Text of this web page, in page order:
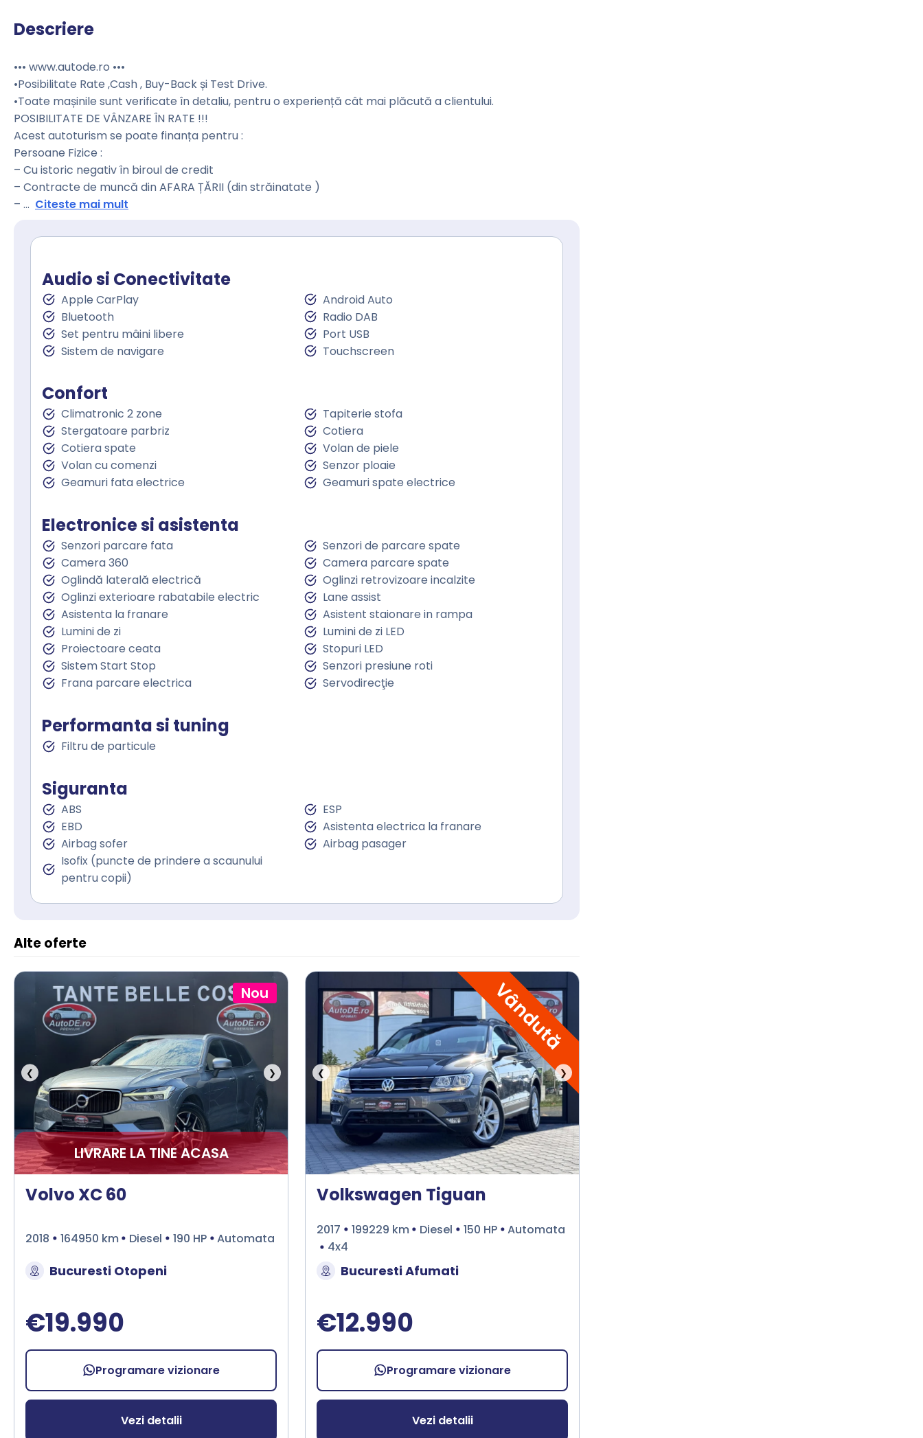
Descriere
••• www.autode.ro •••
•Posibilitate Rate ,Cash , Buy-Back și Test Drive.
•Toate mașinile sunt verificate în detaliu, pentru o experiență cât mai plăcută a clientului.
POSIBILITATE DE VÂNZARE ÎN RATE !!!
Acest autoturism se poate finanța pentru :
Persoane Fizice :
– Cu istoric negativ în biroul de credit
– Contracte de muncă din AFARA ȚĂRII (din străinatate )
– ... Citeste mai mult
Audio si Conectivitate
Apple CarPlay
Android Auto
Bluetooth
Radio DAB
Set pentru mâini libere
Port USB
Sistem de navigare
Touchscreen
Confort
Climatronic 2 zone
Tapiterie stofa
Stergatoare parbriz
Cotiera
Cotiera spate
Volan de piele
Volan cu comenzi
Senzor ploaie
Geamuri fata electrice
Geamuri spate electrice
Electronice si asistenta
Senzori parcare fata
Senzori de parcare spate
Camera 360
Camera parcare spate
Oglindă laterală electrică
Oglinzi retrovizoare incalzite
Oglinzi exterioare rabatabile electric
Lane assist
Asistenta la franare
Asistent staionare in rampa
Lumini de zi
Lumini de zi LED
Proiectoare ceata
Stopuri LED
Sistem Start Stop
Senzori presiune roti
Frana parcare electrica
Servodirecţie
Performanta si tuning
Filtru de particule
Siguranta
ABS
ESP
EBD
Asistenta electrica la franare
Airbag sofer
Airbag pasager
Isofix (puncte de prindere a scaunului
pentru copii)
Alte oferte
Nou
❮ ❯
LIVRARE LA TINE ACASA
Volvo XC 60
2018 164950 km Diesel 190 HP Automata
Bucuresti Otopeni
€19.990
Programare vizionare
Vezi detalii
Vândută
❮ ❯
Volkswagen Tiguan
2017 199229 km Diesel 150 HP
Automata
4x4
Bucuresti Afumati
€12.990
Programare vizionare
Vezi detalii